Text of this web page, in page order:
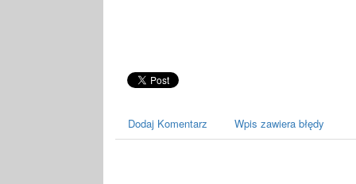
Dodaj Komentarz Wpis zawiera błędy